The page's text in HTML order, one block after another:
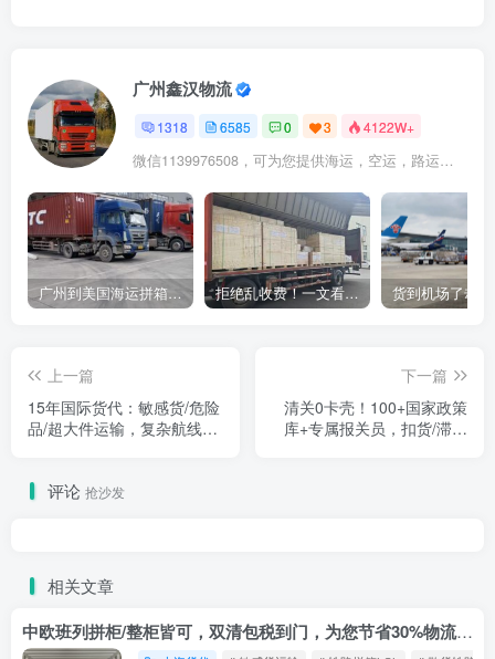
广州鑫汉物流
1318 6585 0 3 4122W+
微信1139976508，可为您提供海运，空运，路运，铁路运输
广州到美国海运拼箱多少钱？2024年最新运费构成+隐藏费用避坑指南 拒绝乱收费！一文看懂中国货代计费套路，教你避开所有隐形坑
上一篇
15年国际货代：敏感货/危险
品/超大件运输，复杂航线我
下一篇
清关0卡壳！100+国家政策
库+专属报关员，扣货/滞港
评论 抢沙发
相关文章
中欧班列拼柜/整柜皆可，双清包税到门，为您节省30%物流成本！